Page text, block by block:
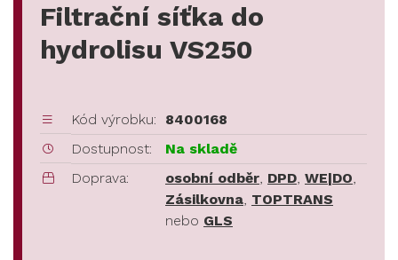
Filtrační síťka do
hydrolisu VS250
Kód výrobku:
8400168
Dostupnost:
Na skladě
Doprava:
osobní odběr, DPD, WE|DO,
Zásilkovna, TOPTRANS
nebo GLS